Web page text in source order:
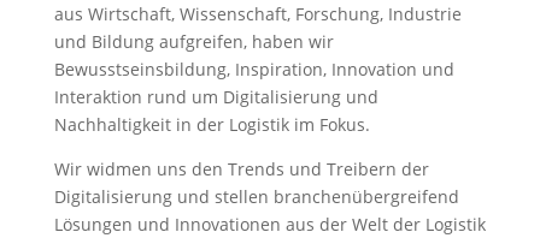
aus Wirtschaft, Wissenschaft, Forschung, Industrie
und Bildung aufgreifen, haben wir
Bewusstseinsbildung, Inspiration, Innovation und
Interaktion rund um Digitalisierung und
Nachhaltigkeit in der Logistik im Fokus.
Wir widmen uns den Trends und Treibern der
Digitalisierung und stellen branchenübergreifend
Lösungen und Innovationen aus der Welt der Logistik